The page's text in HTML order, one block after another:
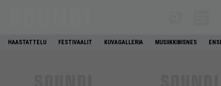
HAASTATTELU FESTIVAALIT KUVAGALLERIA MUSIIKKIBISNES